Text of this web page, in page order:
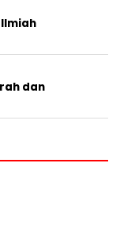
dan